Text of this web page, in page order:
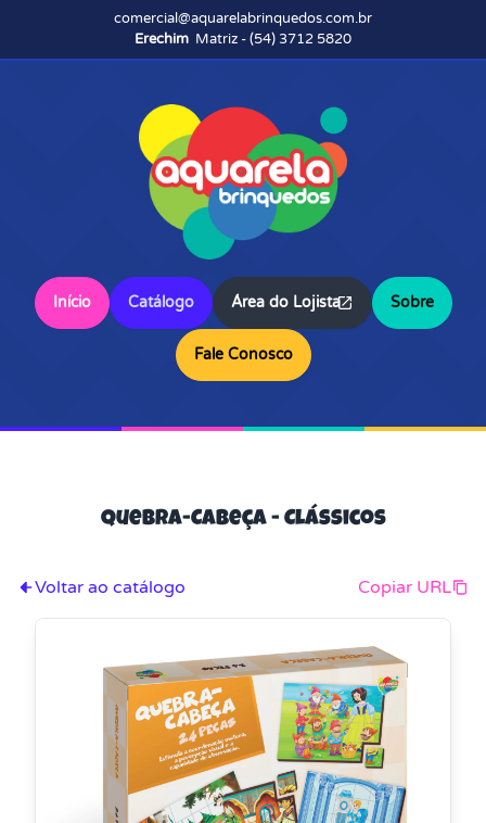
comercial@aquarelabrinquedos.com.br
Erechim Matriz - (54) 3712 5820
Início Catálogo Área do Lojista Sobre
Fale Conosco
Quebra-Cabeça - Clássicos
Voltar ao catálogo Copiar URL